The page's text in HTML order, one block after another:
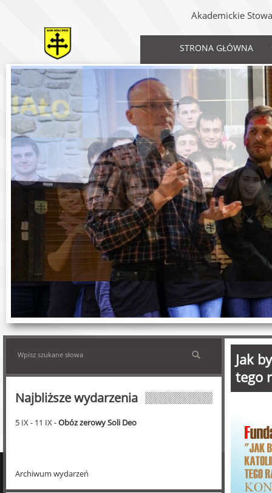
Akademickie
STRONA GŁÓWNA
Najbliższe wydarzenia
5 IX - 11 IX -Obóz zerowy Soli Deo
Archiwum wydarzeń
Jak
tego